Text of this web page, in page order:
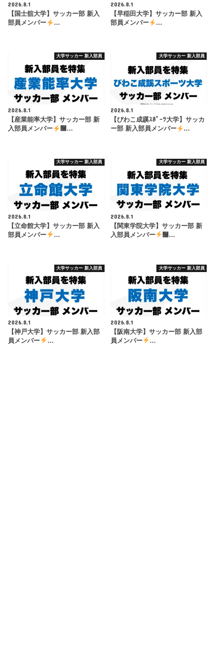
2026.8.1
【国士舘大学】サッカー部 新入
部員メンバー
…
2026.8.1
【早稲田大学】サッカー部 新入
部員メンバー
…
大学サッカー 新入部員
2026.8.1
【産業能率大学】サッカー部 新
入部員メンバー
࿠…
大学サッカー 新入部員
2026.8.1
【びわこ成蹊ｽﾎﾟｰﾂ大学】サッカ
ー部 新入部員メンバー
…
大学サッカー 新入部員
2026.8.1
【立命館大学】サッカー部 新入
部員メンバー
…
大学サッカー 新入部員
2026.8.1
【関東学院大学】サッカー部 新
入部員メンバー
࿠…
大学サッカー 新入部員
2026.8.1
【神戸大学】サッカー部 新入部
員メンバー
…
大学サッカー 新入部員
2026.8.1
【阪南大学】サッカー部 新入部
員メンバー
…